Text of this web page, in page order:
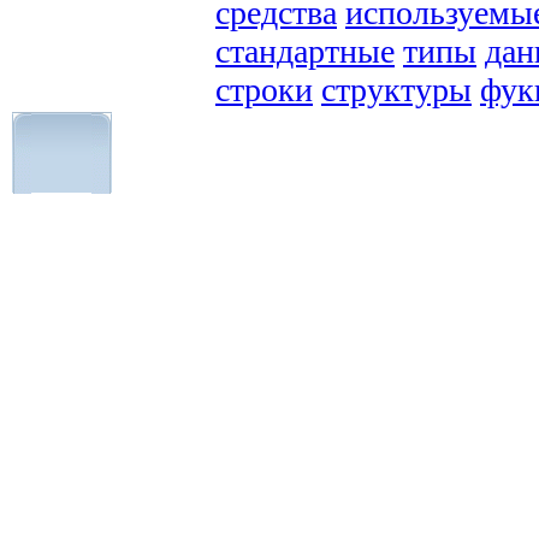
средства
стандартные типы
строки структуры